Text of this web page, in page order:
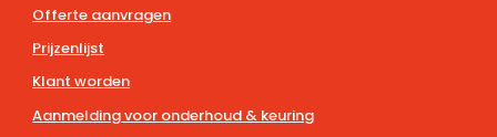
Offerte aanvragen
Prijzenlijst
Klant worden
Aanmelding voor onderhoud & keuring